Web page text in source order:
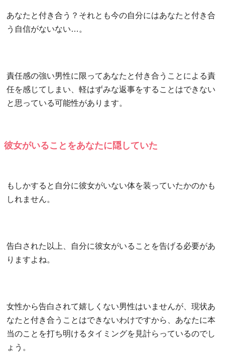
あなたと付き合う？それとも今の自分にはあなたと付き合
う自信がないない…。
責任感の強い男性に限ってあなたと付き合うことによる責
任を感じてしまい、軽はずみな返事をすることはできない
と思っている可能性があります。
彼女がいることをあなたに隠していた
もしかすると自分に彼女がいない体を装っていたかのかも
しれません。
告白された以上、自分に彼女がいることを告げる必要があ
りますよね。
女性から告白されて嬉しくない男性はいませんが、現状あ
なたと付き合うことはできないわけですから、あなたに本
当のことを打ち明けるタイミングを見計らっているのでし
ょう。